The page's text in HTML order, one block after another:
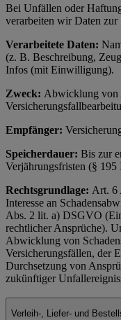
Bei Unfällen oder
verarbeiten wir Daten zur
Verarbeitete Daten:
(z. B. Beschreibung,
Infos (mit Einwilligung).
Zweck: Abwicklung von
Empfänger:
Speicherdauer: Bis zur
Verjährungsfristen (§
Rechtsgrundlage: Art. 6
Interesse an
Abs. 2 lit. a) DSGVO
rechtlicher Ansprüche).
Abwicklung von
Versicherungsfällen, der
Durchsetzung von
zukünftiger
Verleih-, Liefer- und